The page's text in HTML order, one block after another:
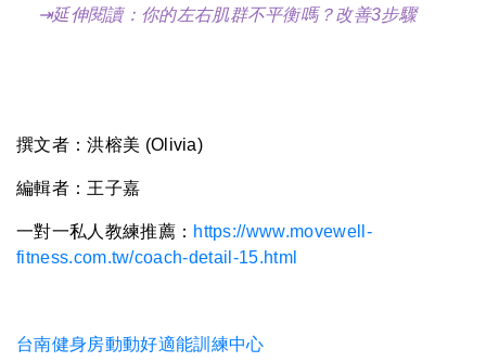
⇥延伸閱讀： 你的左右肌群不平衡嗎？改善3步驟
撰文者：洪榕美 (Olivia)
編輯者：王子嘉
一對一私人教練推薦： https://www.movewell-
fitness.com.tw/coach-detail-15.html
台南健身房動動好適能訓練中心